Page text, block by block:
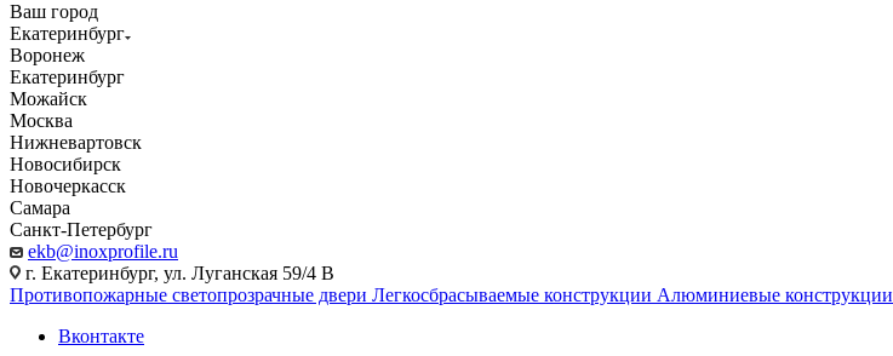
Ваш город
Екатеринбург
Воронеж
Екатеринбург
Можайск
Москва
Нижневартовск
Новосибирск
Новочеркасск
Самара
Санкт-Петербург
ekb@inoxprofile.ru
г. Екатеринбург, ул. Луганская 59/4 В
Противопожарные светопрозрачные двери Легкосбрасываемые конструкции Алюминиевые конструкции
Вконтакте